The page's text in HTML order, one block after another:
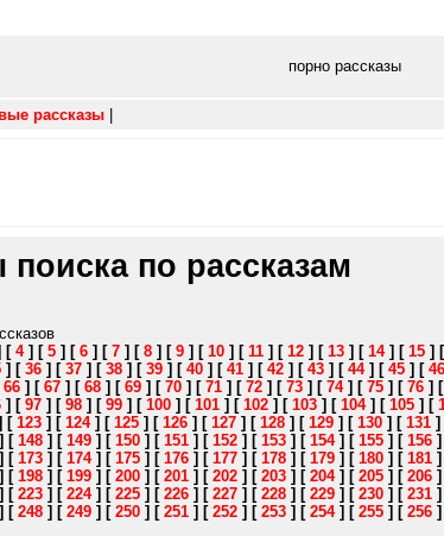
порно рассказы
рассказы
поиска по рассказам
[ 4] [ 5 ] [ 6 ] [ 7 ] [ 8 ] [ 9 ] [ 10 ] [ 11 ] [ 12 ] [ 13 ] [ 14] [ 15 ] [
] [ 36 ] [ 37 ] [ 38 ] [ 39 ] [ 40 ] [ 41 ] [ 42 ] [ 43 ] [ 44] [ 45 ] [ 46
66 ] [ 67 ] [ 68 ] [ 69 ] [ 70 ] [ 71 ] [ 72 ] [ 73 ] [ 74] [ 75 ] [ 76 ] [
] [ 97 ] [ 98 ] [ 99 ] [ 100 ] [ 101 ] [ 102 ] [ 103 ] [ 104] [ 105 ] [
[ 123 ] [ 124] [ 125 ] [ 126 ] [ 127 ] [ 128 ] [ 129 ] [ 130 ] [ 131 ]
] [ 148 ] [ 149 ] [ 150 ] [ 151 ] [ 152 ] [ 153 ] [ 154] [ 155 ] [ 156 ]
] [ 173 ] [ 174] [ 175 ] [ 176 ] [ 177 ] [ 178 ] [ 179 ] [ 180 ] [ 181 ]
] [ 198 ] [ 199 ] [ 200 ] [ 201 ] [ 202 ] [ 203 ] [ 204] [ 205 ] [ 206 ]
] [ 223 ] [ 224] [ 225 ] [ 226 ] [ 227 ] [ 228 ] [ 229 ] [ 230 ] [ 231 ]
] [ 248 ] [ 249 ] [ 250 ] [ 251 ] [ 252 ] [ 253 ] [ 254] [ 255 ] [ 256 ]